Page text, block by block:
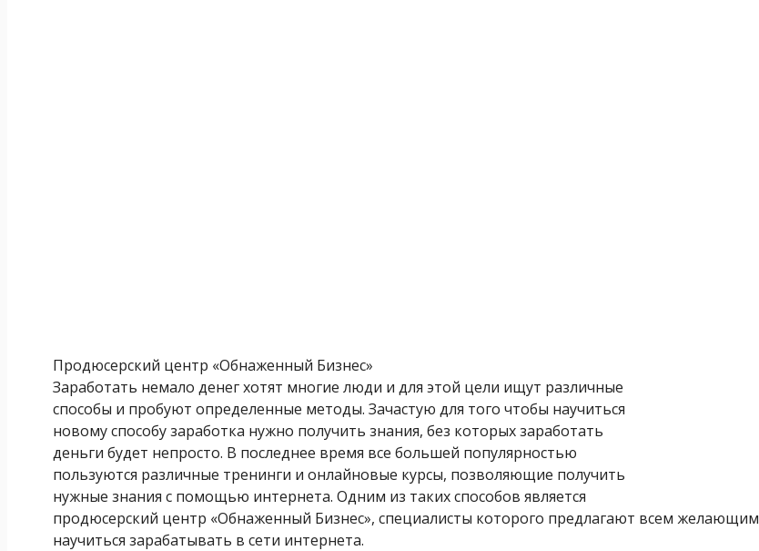
Продюсерский центр «Обнаженный Бизнес»
Заработать немало денег хотят многие люди и для этой цели ищут различные
способы и пробуют определенные методы. Зачастую для того чтобы научиться
новому способу заработка нужно получить знания, без которых заработать
деньги будет непросто. В последнее время все большей популярностью
пользуются различные тренинги и онлайновые курсы, позволяющие получить
нужные знания с помощью интернета. Одним из таких способов является
продюсерский центр «Обнаженный Бизнес», специалисты которого предлагают всем желающим
научиться зарабатывать в сети интернета.